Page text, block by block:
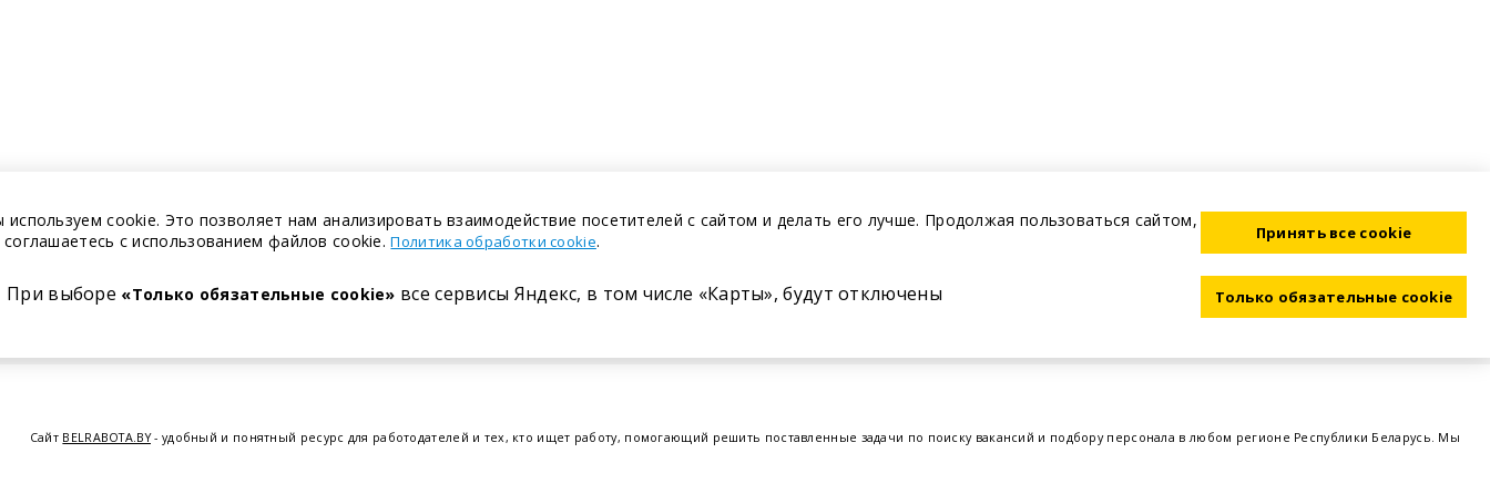
Сайт BELRABOTA.BY- удобный и понятный ресурс для работодателей и тех, кто ищет работу, помогающий решить поставленные задачи по поиску вакансий и подбору персонала в любом регионе Республики Беларусь. Мы
cookie. Это позволяет нам анализировать взаимодействие посетителей с сайтом и делать его лучше. Продолжая пользоваться сайтом,
с использованием файлов cookie.Политика обработки cookie.
При выборе «Только обязательные cookie» все сервисы Яндекс, в том числе «Карты», будут отключены
Принять все cookie
Только обязательные cookie